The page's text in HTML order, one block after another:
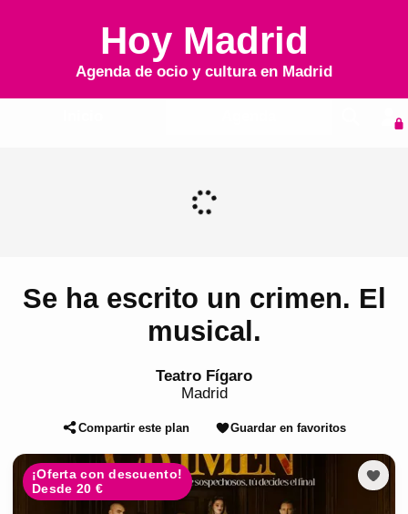
Hoy Madrid
Agenda de ocio y cultura en Madrid
Se ha escrito un crimen. El
musical.
Teatro Fígaro
Madrid
Compartir este plan Guardar en favoritos
¡Oferta con descuento!
Desde 20 €